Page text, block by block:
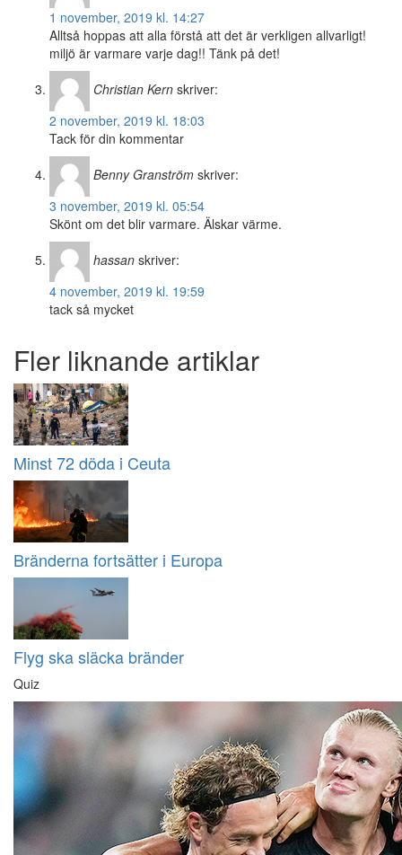
1 november, 2019 kl. 14:27
Alltså hoppas att alla förstå att det är verkligen allvarligt!
miljö är varmare varje dag!! Tänk på det!
Christian Kern skriver:
2 november, 2019 kl. 18:03
Tack för din kommentar
Benny Granström skriver:
3 november, 2019 kl. 05:54
Skönt om det blir varmare. Älskar värme.
hassan skriver:
4 november, 2019 kl. 19:59
tack så mycket
Fler liknande artiklar
Minst 72 döda i Ceuta
Bränderna fortsätter i Europa
Flyg ska släcka bränder
Quiz